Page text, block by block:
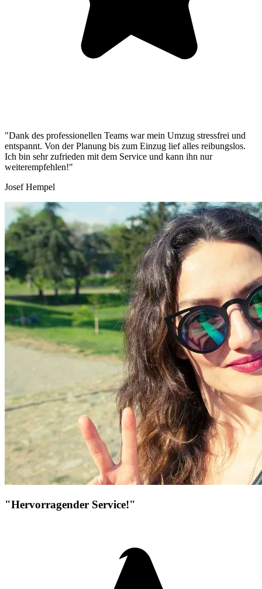
"Dank des professionellen Teams war mein Umzug stressfrei und
entspannt. Von der Planung bis zum Einzug lief alles reibungslos.
Ich bin sehr zufrieden mit dem Service und kann ihn nur
weiterempfehlen!"
Josef Hempel
"Hervorragender Service!"